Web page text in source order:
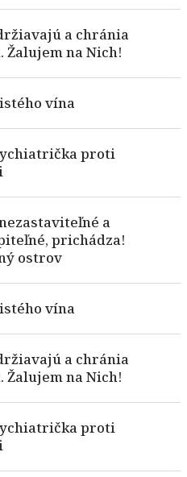
a chránia
Žalujem na Nich!
vína
proti
a
prichádza!
ostrov
vína
a chránia
Žalujem na Nich!
proti